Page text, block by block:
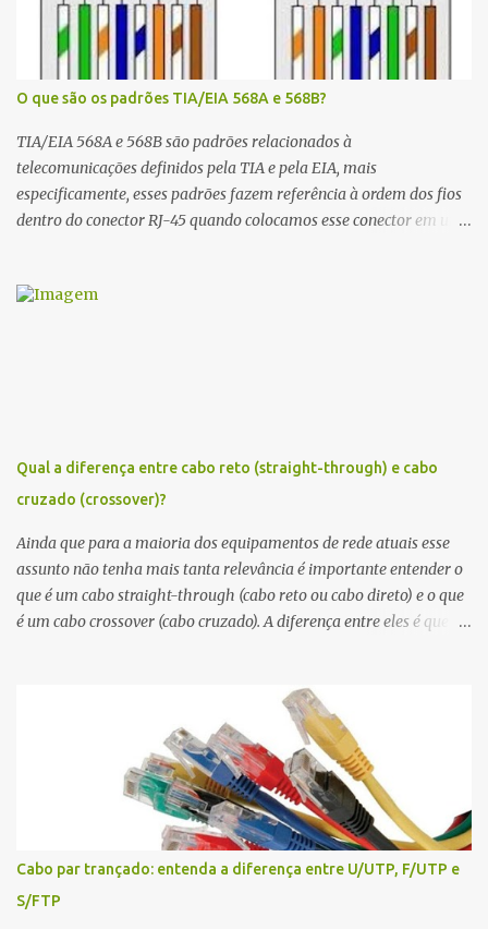
O que são os padrões TIA/EIA 568A e 568B?
TIA/EIA 568A e 568B são padrões relacionados à
telecomunicações definidos pela TIA e pela EIA, mais
especificamente, esses padrões fazem referência à ordem dos fios
dentro do conector RJ-45 quando colocamos esse conector em um
(laranja e verde) estão trocados. Importante notar que em uma
Marrom/Branco, Marrom. Padrão T568B: Laranja/Branco,
Laranja, Verde/Branco, Azul, Azul/Branco, Verde, Marrom/Branco,
Marrom. Conclusão Um profissional de redes, principalmente que
atue com cabeamento precisa ficar atento aos padrões de
pinagem. Na dúvida ande com...
Qual a diferença entre cabo reto (straight-through) e cabo
cruzado (crossover)?
Ainda que para a maioria dos equipamentos de rede atuais esse
assunto não tenha mais tanta relevância é importante entender o
que é um cabo straight-through (cabo reto ou cabo direto) e o que
é um cabo crossover (cabo cruzado). A diferença entre eles é que no
um cabo crossover , os fios 1 e 3 e os fios 2 e 6 são invertidos, ou
seja, o fio na posição 1 em uma ponta do cabo está na posição 3 na
outra ponta, bem como o fio na posição 2 de um lado está na
posição 6 do outro. O uso de um cabo ou de outro basicamente
depende de qual tipo de dispositivo está sendo conectado – isso
porque de acordo com o dispositivo - a porta Ethernet vai vai ser
classificada como MDI ( medium-dependent interface ) ou MDIX (
MDI crossover ). O tipo MDI é encontrado em dispositivos finais,
como computadores, notebooks, servidores e telefones IP
Cabo par trançado: entenda a diferença entre U/UTP, F/UTP e
S/FTP